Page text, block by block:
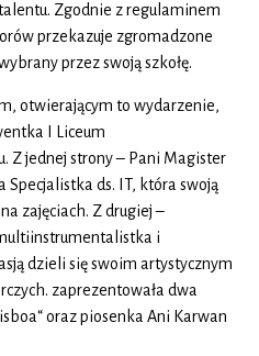
Zgodnie z regulaminem
przekazuje zgromadzone
przez swoją szkołę.
otwierającym to wydarzenie,
I Liceum
Z jednej strony – Pani Magister
ds. IT, która swoją
zajęciach. Z drugiej –
i
dzieli się swoim artystycznym
zaprezentowała dwa
oraz piosenka Ani Karwan